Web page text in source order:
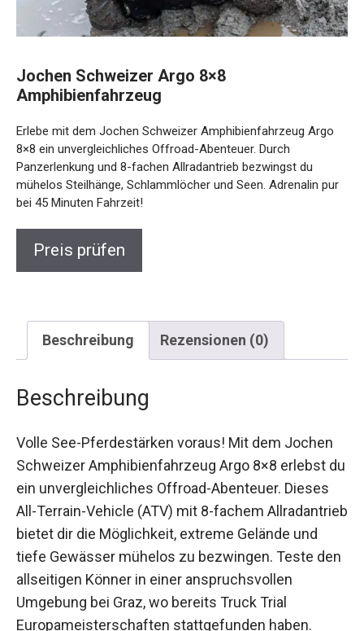
Jochen Schweizer Argo 8×8
Amphibienfahrzeug
Erlebe mit dem Jochen Schweizer Amphibienfahrzeug Argo
8×8 ein unvergleichliches Offroad-Abenteuer. Durch
Panzerlenkung und 8-fachen Allradantrieb bezwingst du
mühelos Steilhänge, Schlammlöcher und Seen. Adrenalin pur
bei 45 Minuten Fahrzeit!
Preis prüfen
Beschreibung Rezensionen (0)
Beschreibung
Volle See-Pferdestärken voraus! Mit dem Jochen
Schweizer Amphibienfahrzeug Argo 8×8 erlebst du
ein unvergleichliches Offroad-Abenteuer. Dieses
All-Terrain-Vehicle (ATV) mit 8-fachem Allradantrieb
bietet dir die Möglichkeit, extreme Gelände und
tiefe Gewässer mühelos zu bezwingen. Teste den
allseitigen Könner in einer anspruchsvollen
Umgebung bei Graz, wo bereits Truck Trial
Europameisterschaften stattgefunden haben.